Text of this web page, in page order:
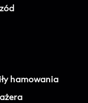
hamowania